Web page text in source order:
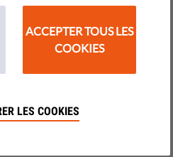
persuasif et la Commission
juridique, de le faire.
de la justice en Pologne
ACCEPTER TOUS LES
COOKIES
LES COOKIES